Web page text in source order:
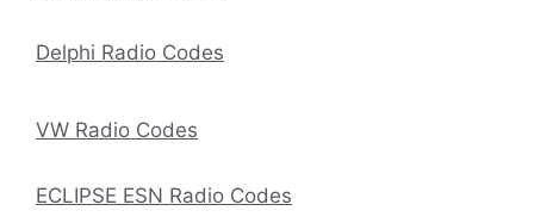
Delphi Radio Codes
VW Radio Codes
ECLIPSE ESN Radio Codes